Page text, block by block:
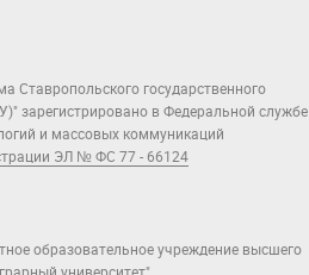
Ставропольского государственного
зарегистрировано в Федеральной службе
и массовых коммуникаций
ЭЛ № ФС 77 - 66124
образовательное учреждение высшего